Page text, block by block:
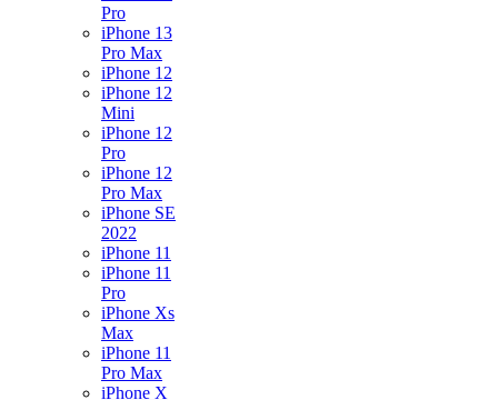
Pro
iPhone 13
Pro Max
iPhone 12
iPhone 12
Mini
iPhone 12
Pro
iPhone 12
Pro Max
iPhone SE
2022
iPhone 11
iPhone 11
Pro
iPhone Xs
Max
iPhone 11
Pro Max
iPhone X